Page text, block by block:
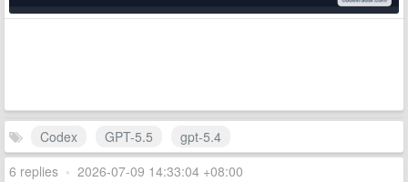
Codex GPT-5.5
gpt-5.4
6 replies • 2026-07-09 14:33:04 +08:00